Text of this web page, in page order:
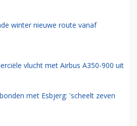
winter nieuwe route vanaf
vlucht met Airbus A350-900 uit
met Esbjerg: 'scheelt zeven